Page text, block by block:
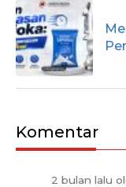
Komentar
2 bulan lalu